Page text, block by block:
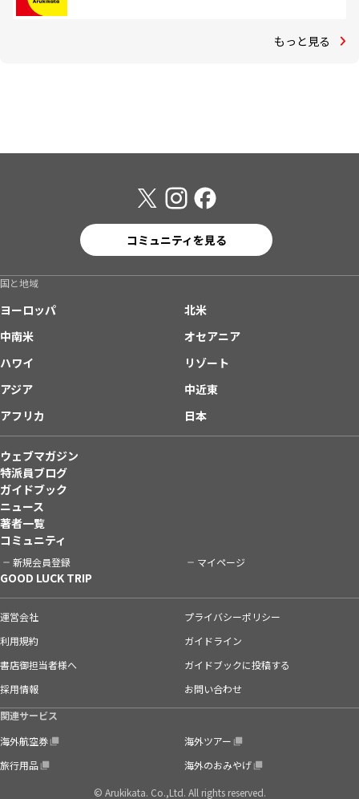
もっと見る
コミュニティを見る
国と地域
ヨーロッパ
北米
中南米
オセアニア
ハワイ
リゾート
アジア
中近東
アフリカ
日本
ウェブマガジン
特派員ブログ
ガイドブック
ニュース
著者一覧
コミュニティ
新規会員登録 マイページ
GOOD LUCK TRIP
運営会社
プライバシーポリシー
利用規約
ガイドライン
書店御担当者様へ
ガイドブックに投稿する
採用情報
お問い合わせ
関連サービス
海外航空券
海外ツアー
旅行用品
海外のおみやげ
© Arukikata. Co.,Ltd. All rights reserved.